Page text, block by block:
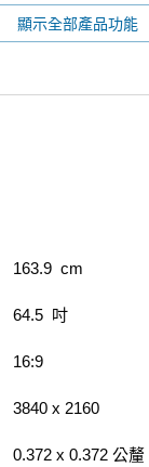
顯示全部產品功能
163.9 cm
64.5 吋
16:9
3840 x 2160
0.372 x 0.372 公釐